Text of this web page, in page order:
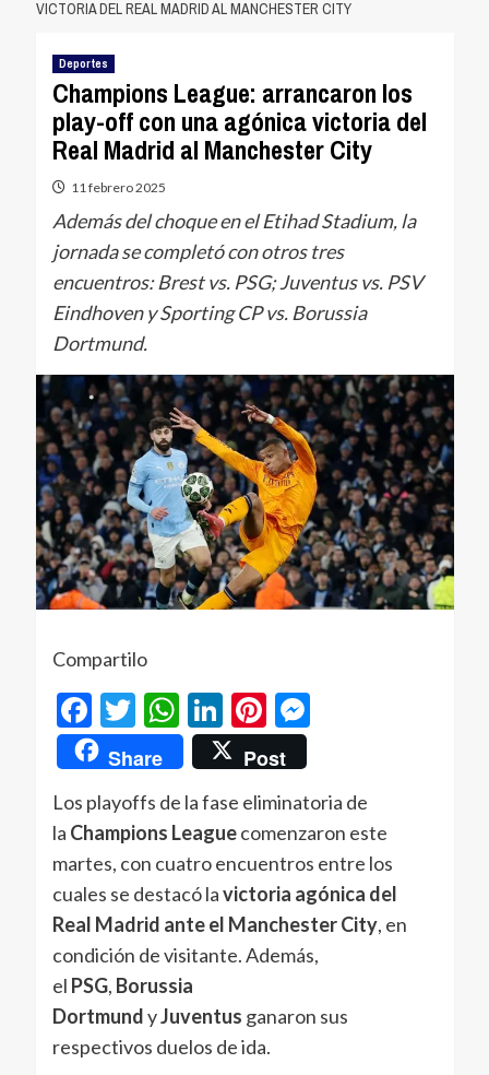
VICTORIA DEL REAL MADRID AL MANCHESTER CITY
Deportes
Champions League: arrancaron los
play-off con una agónica victoria del
Real Madrid al Manchester City
11 febrero 2025
Además del choque en el Etihad Stadium, la
jornada se completó con otros tres
encuentros: Brest vs. PSG; Juventus vs. PSV
Eindhoven y Sporting CP vs. Borussia
Dortmund.
Compartilo
Facebook
Twitter
WhatsApp
LinkedIn
Pinterest
Messenger
Share Post
Los playoffs de la fase eliminatoria de
la Champions Leaguecomenzaron este
martes, con cuatro encuentros entre los
cuales se destacó lavictoria agónica del
Real Madrid ante el Manchester City, en
condición de visitante. Además,
el PSG, Borussia
DortmundyJuventus ganaron sus
respectivos duelos de ida.